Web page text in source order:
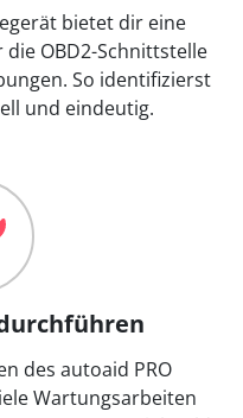
bietet dir eine
OBD2-Schnittstelle
So identifizierst
und eindeutig.
des autoaid PRO
Wartungsarbeiten